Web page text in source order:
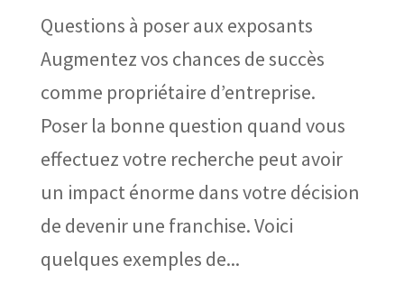
Questions à poser aux exposants
Augmentez vos chances de succès
comme propriétaire d’entreprise.
Poser la bonne question quand vous
effectuez votre recherche peut avoir
un impact énorme dans votre décision
de devenir une franchise. Voici
quelques exemples de...